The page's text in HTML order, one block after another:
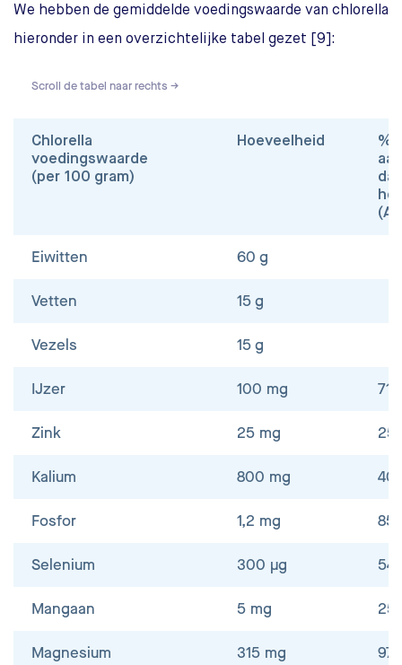
We hebben de gemiddelde voedingswaarde van chlorella
hieronder in een overzichtelijke tabel gezet [9]:
Scroll de tabel naar rechts →
Chlorella
voedingswaarde
(per 100 gram)
Hoeveelheid
%
Eiwitten 60 g
Vetten 15 g
Vezels 15 g
IJzer 100 mg
Zink 25 mg
Kalium 800 mg
Fosfor 1,2 mg
Selenium 300 μg
Mangaan 5 mg
Magnesium 315 mg